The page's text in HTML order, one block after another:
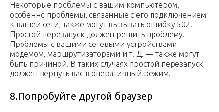
Некоторые проблемы с вашим компьютером,
особенно проблемы, связанные с его подключением
к вашей сети, также могут вызывать ошибку 502.
Простой перезапуск должен решить проблему.
Проблемы с вашими сетевыми устройствами —
модемом, маршрутизаторами и т. Д. — также могут
быть причиной. В таких случаях простой перезапуск
должен вернуть вас в оперативный режим.
8.Попробуйте другой браузер